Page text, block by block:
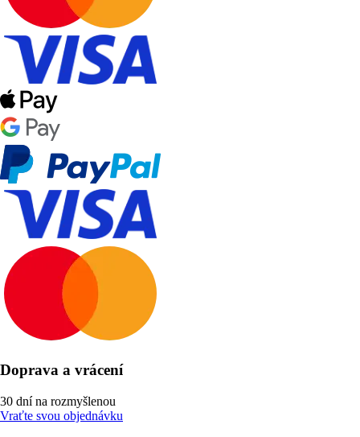
Doprava a vrácení
30 dní na rozmyšlenou
Vraťte svou objednávku